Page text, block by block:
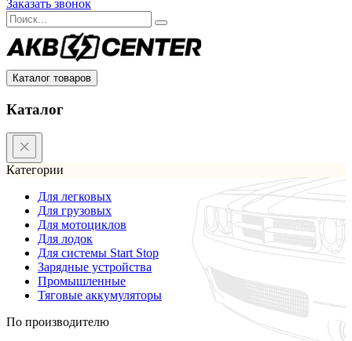
Заказать звонок
Каталог товаров
Каталог
Категории
Для легковых
Для грузовых
Для мотоциклов
Для лодок
Для системы Start Stop
Зарядные устройства
Промышленные
Тяговые аккумуляторы
По производителю